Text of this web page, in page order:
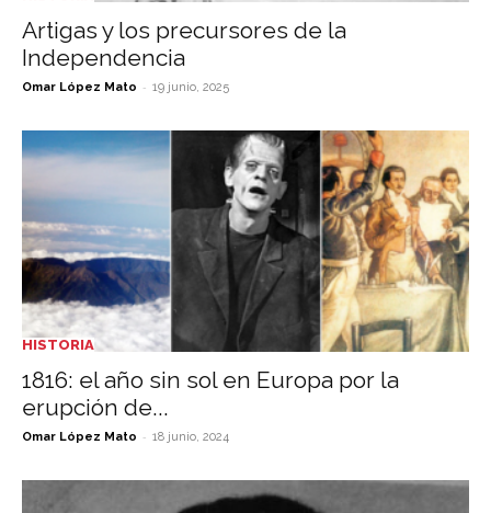
Artigas y los precursores de la
Independencia
Omar López Mato - 19 junio, 2025
HISTORIA
1816: el año sin sol en Europa por la
erupción de...
Omar López Mato - 18 junio, 2024